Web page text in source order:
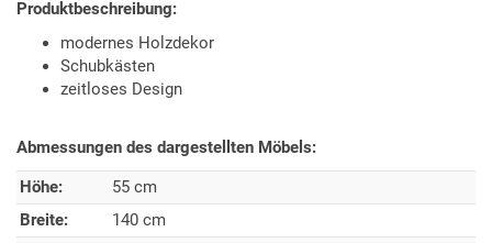
Produktbeschreibung:
modernes Holzdekor
Schubkästen
zeitloses Design
Abmessungen des dargestellten Möbels:
Höhe:
55 cm
Breite:
140 cm